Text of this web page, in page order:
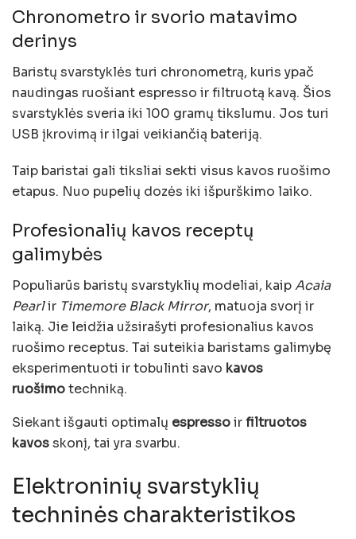
Chronometro ir svorio matavimo
derinys
Baristų svarstyklės turi chronometrą, kuris ypač
naudingas ruošiant espresso ir filtruotą kavą. Šios
svarstyklės sveria iki 100 gramų tikslumu. Jos turi
USB įkrovimą ir ilgai veikiančią bateriją.
Taip baristai gali tiksliai sekti visus kavos ruošimo
etapus. Nuo pupelių dozės iki išpurškimo laiko.
Profesionalių kavos receptų
galimybės
Populiarūs baristų svarstyklių modeliai, kaipAcaia
Pearlir Timemore Black Mirror, matuoja svorį ir
laiką. Jie leidžia užsirašyti profesionalius kavos
ruošimo receptus. Tai suteikia baristams galimybę
eksperimentuoti ir tobulinti savo kavos
ruošimotechniką.
Siekant išgauti optimalų espressoirfiltruotos
kavosskonį, tai yra svarbu.
Elektroninių svarstyklių
techninės charakteristikos